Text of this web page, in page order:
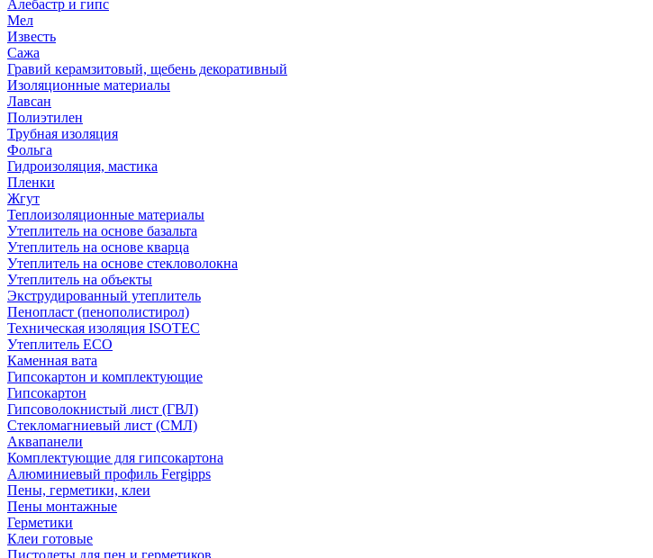
Алебастр и гипс
Мел
Известь
Сажа
Гравий керамзитовый, щебень декоративный
Изоляционные материалы
Лавсан
Полиэтилен
Трубная изоляция
Фольга
Гидроизоляция, мастика
Пленки
Жгут
Теплоизоляционные материалы
Утеплитель на основе базальта
Утеплитель на основе кварца
Утеплитель на основе стекловолокна
Утеплитель на объекты
Экструдированный утеплитель
Пенопласт (пенополистирол)
Техническая изоляция ISOTEC
Утеплитель ECO
Каменная вата
Гипсокартон и комплектующие
Гипсокартон
Гипсоволокнистый лист (ГВЛ)
Стекломагниевый лист (СМЛ)
Аквапанели
Комплектующие для гипсокартона
Алюминиевый профиль Fergipps
Пены, герметики, клеи
Пены монтажные
Герметики
Клеи готовые
Пистолеты для пен и герметиков